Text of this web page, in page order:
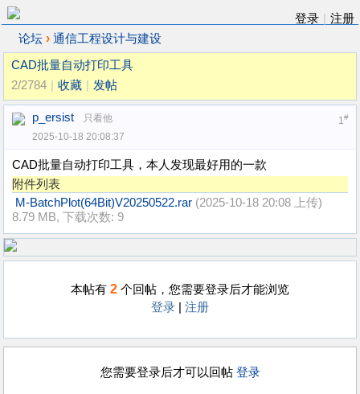
登录
注册
论坛 › 通信工程设计与建设
CAD批量自动打印工具
2/2784
收藏 发帖
1#
p_ersist
只看他
2025-10-18 20:08:37
CAD批量自动打印工具，本人发现最好用的一款
附件列表
M-BatchPlot(64Bit)V20250522.rar (2025-10-18 20:08 上传)
8.79 MB, 下载次数: 9
本帖有 2 个回帖，您需要登录后才能浏览
登录
注册
您需要登录后才可以回帖 登录